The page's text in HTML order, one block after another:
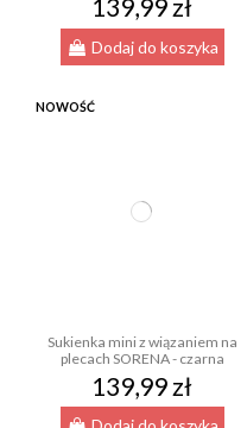
139,99 zł
Dodaj do koszyka
NOWOŚĆ
Sukienka mini z wiązaniem na
plecach SORENA - czarna
139,99 zł